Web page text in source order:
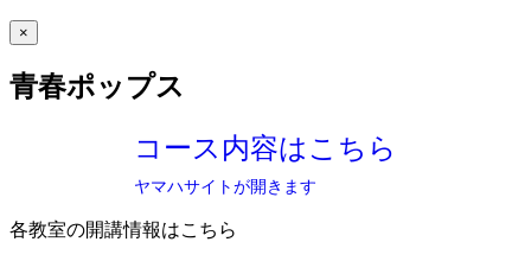
×
青春ポップス
コース内容はこちら
ヤマハサイトが開きます
各教室の開講情報はこちら